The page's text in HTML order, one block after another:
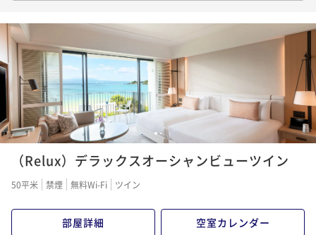
事前決済可
IN 15:00 - 24:00 OUT12:00
ポイント即利用で最大5％OFF
【Relux限定価格・ランキング受賞記念】全室50㎡以
上 STAY＆Relux ＜ご朝食付き＞
¥64,894~
2名 ¥ 61,649 ~
12
（Relux）デラックスオーシャンビューツイン
50平米 禁煙 無料Wi-Fi ツイン
部屋詳細 空室カレンダー